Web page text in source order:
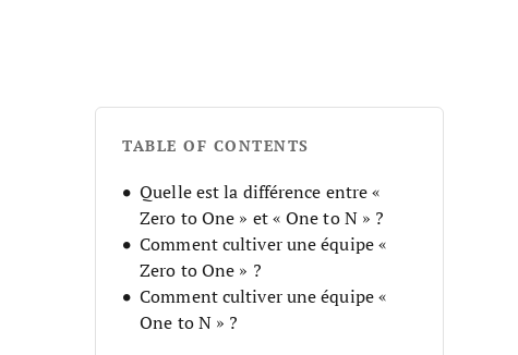
TABLE OF CONTENTS
Quelle est la différence entre «
Zero to One » et « One to N » ?
Comment cultiver une équipe «
Zero to One » ?
Comment cultiver une équipe «
One to N » ?